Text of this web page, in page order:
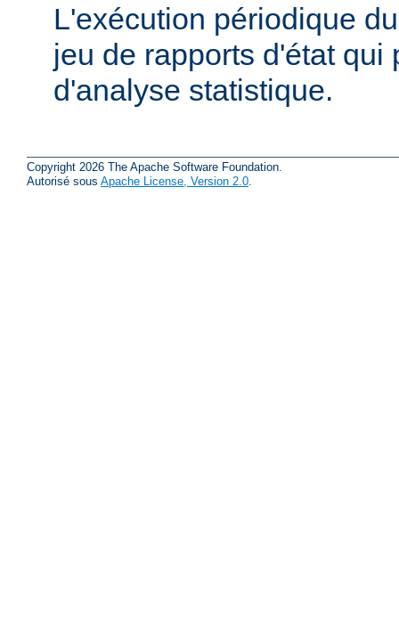
L'exécution périodique
jeu de rapports d'état
d'analyse statistique.
Copyright 2026 The Apache Software Foundation.
Autorisé sous Apache License, Version 2.0.